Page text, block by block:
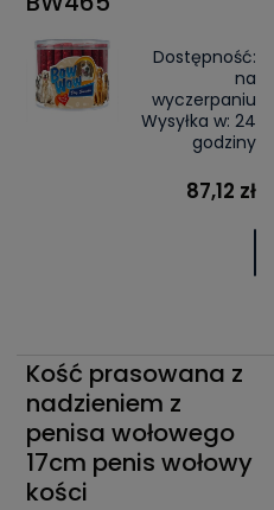
Dostępność:
na
wyczerpaniu
Wysyłka w: 24
godziny
87,12 zł
Kość prasowana z
nadzieniem z
penisa wołowego
17cm penis wołowy
kości